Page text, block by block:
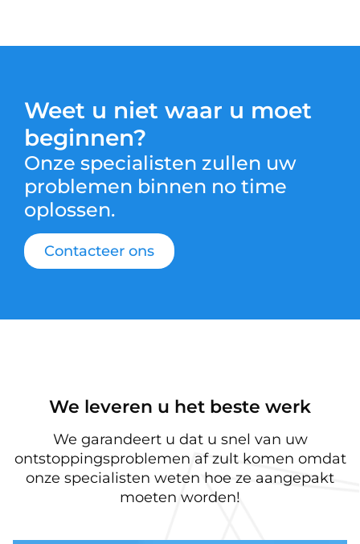
Weet u niet waar u moet
beginnen?
Onze specialisten zullen uw
problemen binnen no time
oplossen.
Contacteer ons
We leveren u het beste werk
We garandeert u dat u snel van uw
ontstoppingsproblemen af zult komen omdat
onze specialisten weten hoe ze aangepakt
moeten worden!